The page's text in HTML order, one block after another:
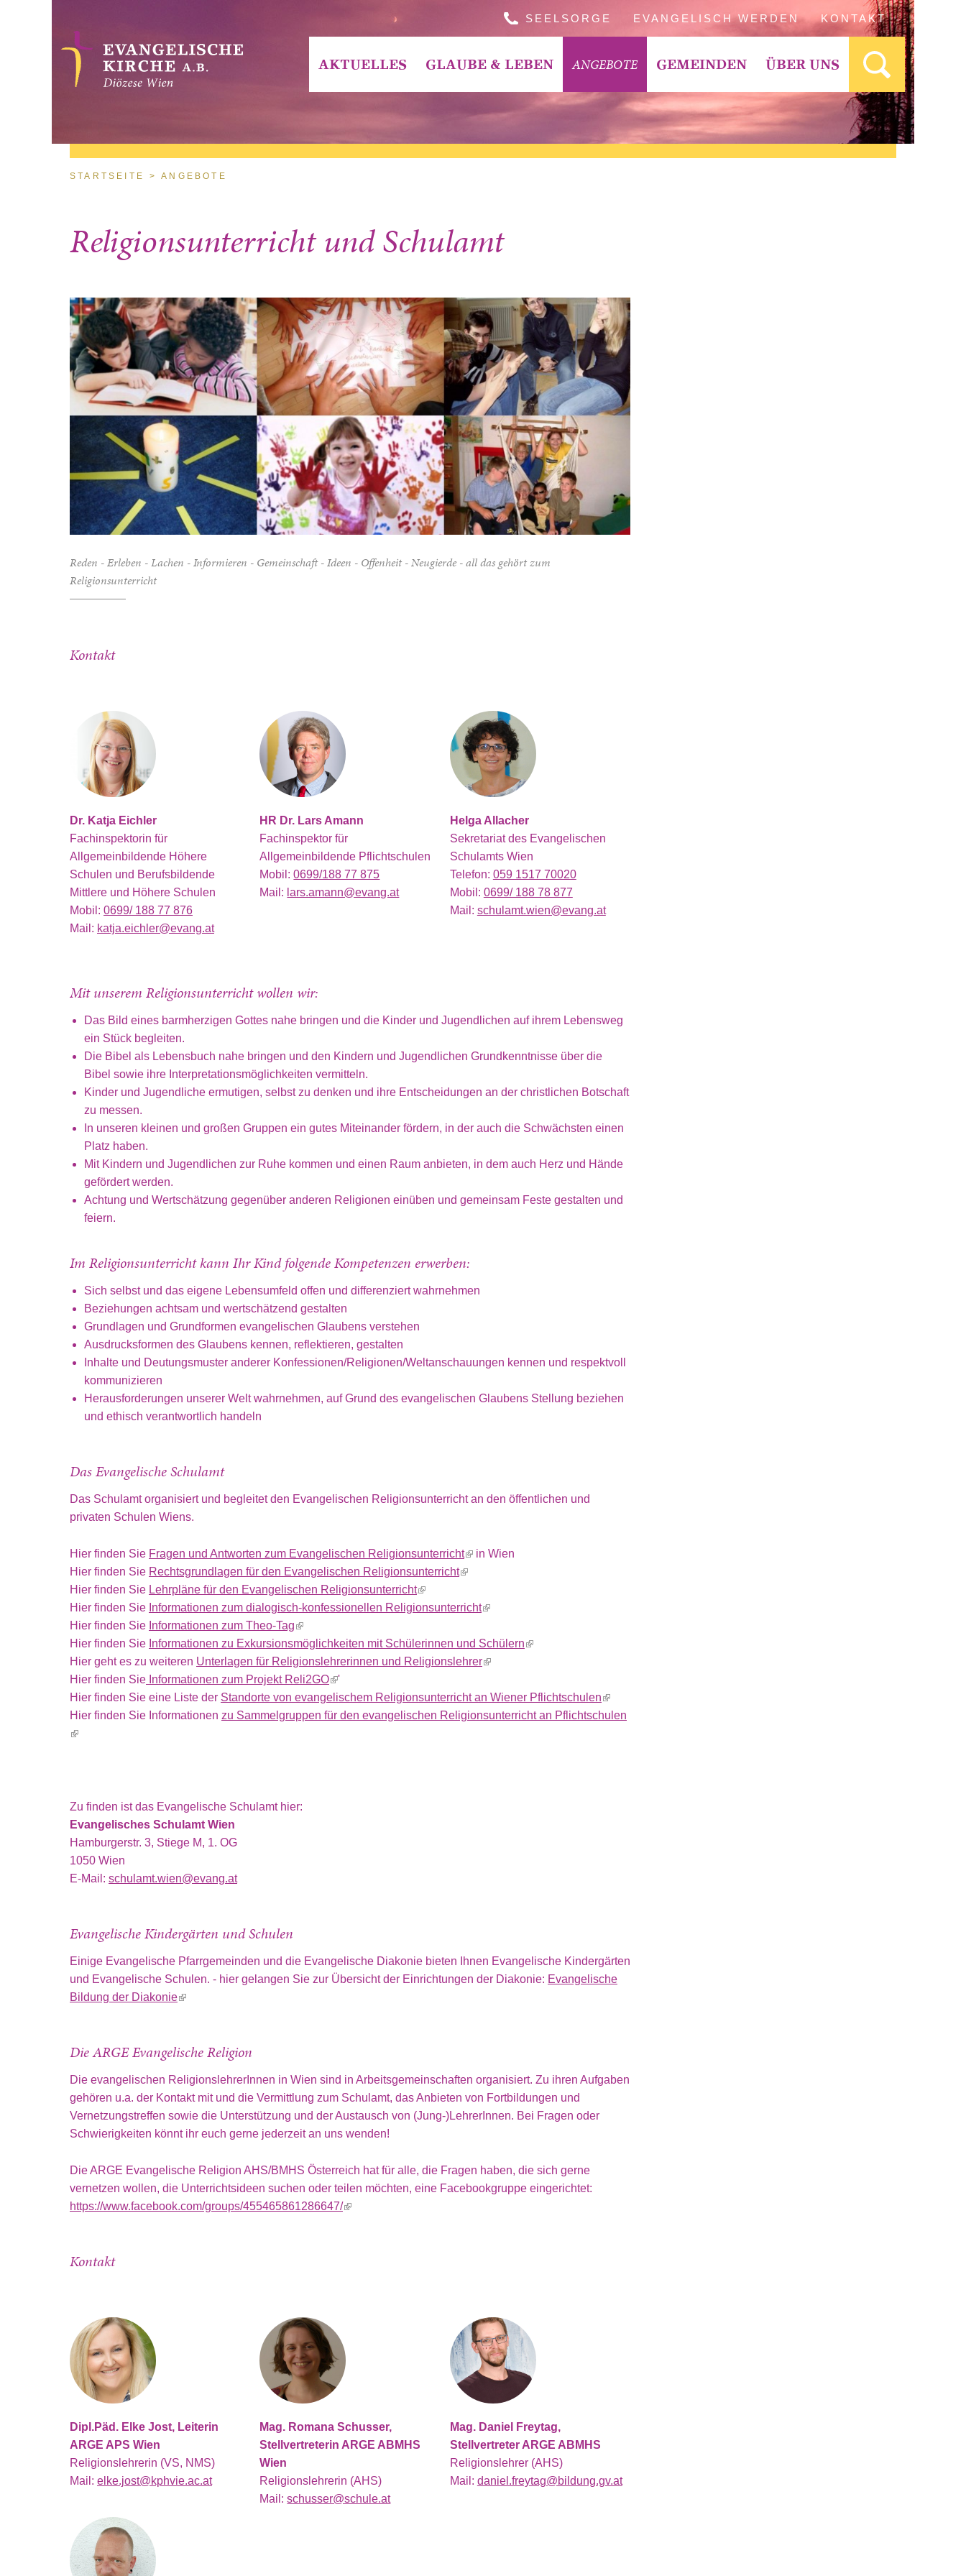
SEELSORGE EVANGELISCH WERDEN KONTAKT
AKTUELLES GLAUBE & LEBEN ANGEBOTE GEMEINDEN ÜBER UNS
Sie sind hier
STARTSEITE ANGEBOTE
Religionsunterricht und Schulamt
Reden - Erleben - Lachen - Informieren - Gemeinschaft - Ideen - Offenheit - Neugierde - all das gehört zum
Religionsunterricht
Kontakt
Dr. Katja Eichler
Fachinspektorin für
Allgemeinbildende Höhere
Schulen und Berufsbildende
Mittlere und Höhere Schulen
Mobil: 0699/ 188 77 876
Mail: katja.eichler@evang.at
HR Dr. Lars Amann
Fachinspektor für
Allgemeinbildende Pflichtschulen
Mobil:0699/188 77 875
Mail: lars.amann@evang.at
Helga Allacher
Sekretariat des Evangelischen
Schulamts Wien
Telefon: 059 1517 70020
Mobil: 0699/ 188 78 877
Mail: schulamt.wien@evang.at
Mit unserem Religionsunterricht wollen wir:
Das Bild eines barmherzigen Gottes nahe bringen und die Kinder und Jugendlichen auf ihrem Lebensweg
ein Stück begleiten.
Die Bibel als Lebensbuch nahe bringen und den Kindern und Jugendlichen Grundkenntnisse über die
Bibel sowie ihre Interpretationsmöglichkeiten vermitteln.
Kinder und Jugendliche ermutigen, selbst zu denken und ihre Entscheidungen an der christlichen Botschaft
zu messen.
In unseren kleinen und großen Gruppen ein gutes Miteinander fördern, in der auch die Schwächsten einen
Platz haben.
Mit Kindern und Jugendlichen zur Ruhe kommen und einen Raum anbieten, in dem auch Herz und Hände
gefördert werden.
Achtung und Wertschätzung gegenüber anderen Religionen einüben und gemeinsam Feste gestalten und
feiern.
Im Religionsunterricht kann Ihr Kind folgende Kompetenzen erwerben:
Sich selbst und das eigene Lebensumfeld offen und differenziert wahrnehmen
Beziehungen achtsam und wertschätzend gestalten
Grundlagen und Grundformen evangelischen Glaubens verstehen
Ausdrucksformen des Glaubens kennen, reflektieren, gestalten
Inhalte und Deutungsmuster anderer Konfessionen/Religionen/Weltanschauungen kennen und respektvoll
kommunizieren
Herausforderungen unserer Welt wahrnehmen, auf Grund des evangelischen Glaubens Stellung beziehen
und ethisch verantwortlich handeln
Das Evangelische Schulamt
Das Schulamt organisiert und begleitet den Evangelischen Religionsunterricht an den öffentlichen und
privaten Schulen Wiens.
Hier finden Sie Fragen und Antworten zum Evangelischen Religionsunterricht(link is external)
in Wien
Hier finden Sie Rechtsgrundlagen für den Evangelischen Religionsunterricht(link is external)
Hier finden Sie Lehrpläne für den Evangelischen Religionsunterricht(link is external)
Hier finden Sie Informationen zum dialogisch-konfessionellen Religionsunterricht(link is external)
Hier finden Sie Informationen zum Theo-Tag(link is external)
Hier finden Sie Informationen zu Exkursionsmöglichkeiten mit Schülerinnen und Schülern(link is external)
Hier geht es zu weiteren Unterlagen für Religionslehrerinnen und Religionslehrer(link is external)
Hier finden Sie Informationen zum Projekt Reli2GO(link is external)
'
Hier finden Sie eine Liste der Standorte von evangelischem Religionsunterricht an Wiener Pflichtschulen(link is external)
Hier finden Sie Informationen zu Sammelgruppen für den evangelischen Religionsunterricht an Pflichtschulen
(link is external)
Zu finden ist das Evangelische Schulamt hier:
Evangelisches Schulamt Wien
Hamburgerstr. 3, Stiege M, 1. OG
1050 Wien
E-Mail: schulamt.wien@evang.at
Evangelische Kindergärten und Schulen
Einige Evangelische Pfarrgemeinden und die Evangelische Diakonie bieten Ihnen Evangelische Kindergärten
und Evangelische Schulen. - hier gelangen Sie zur Übersicht der Einrichtungen der Diakonie: Evangelische
Bildung der Diakonie(link is external)
Die ARGE Evangelische Religion
Die evangelischen ReligionslehrerInnen in Wien sind in Arbeitsgemeinschaften organisiert. Zu ihren Aufgaben
gehören u.a. der Kontakt mit und die Vermittlung zum Schulamt, das Anbieten von Fortbildungen und
Vernetzungstreffen sowie die Unterstützung und der Austausch von (Jung-)LehrerInnen. Bei Fragen oder
Schwierigkeiten könnt ihr euch gerne jederzeit an uns wenden!
Die ARGE Evangelische Religion AHS/BMHS Österreich hat für alle, die Fragen haben, die sich gerne
vernetzen wollen, die Unterrichtsideen suchen oder teilen möchten, eine Facebookgruppe eingerichtet:
https://www.facebook.com/groups/455465861286647/(link is external)
Kontakt
Dipl.Päd. Elke Jost, Leiterin
ARGE APS Wien
Religionslehrerin (VS, NMS)
Mail: elke.jost@kphvie.ac.at
Mag. Romana Schusser,
Stellvertreterin ARGE ABMHS
Wien
Religionslehrerin (AHS)
Mail:schusser@schule.at
Mag. Daniel Freytag,
Stellvertreter ARGE ABMHS
Religionslehrer (AHS)
Mail: daniel.freytag@bildung.gv.at